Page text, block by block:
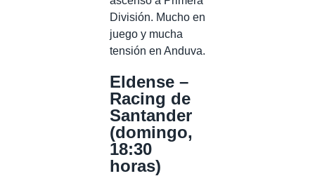
División. Mucho en
juego y mucha
tensión en Anduva.
Eldense –
Racing de
Santander
(domingo,
18:30
horas)